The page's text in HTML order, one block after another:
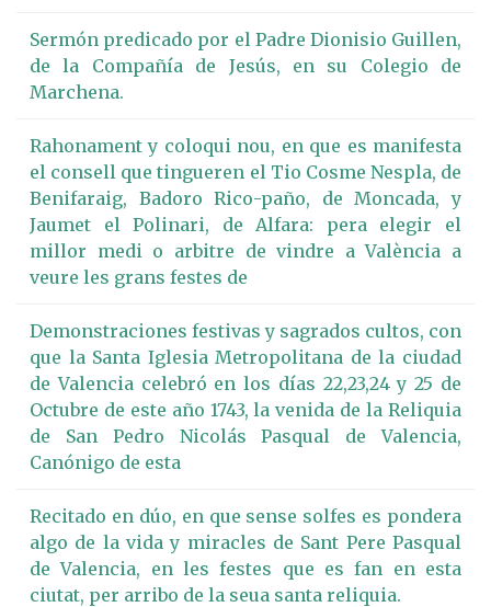
Sermón predicado por el Padre Dionisio Guillen,
de la Compañía de Jesús, en su Colegio de
Marchena.
Rahonament y coloqui nou, en que es manifesta
el consell que tingueren el Tio Cosme Nespla, de
Benifaraig, Badoro Rico-paño, de Moncada, y
Jaumet el Polinari, de Alfara: pera elegir el
millor medi o arbitre de vindre a València a
veure les grans festes de
Demonstraciones festivas y sagrados cultos, con
que la Santa Iglesia Metropolitana de la ciudad
de Valencia celebró en los días 22,23,24 y 25 de
Octubre de este año 1743, la venida de la Reliquia
de San Pedro Nicolás Pasqual de Valencia,
Canónigo de esta
Recitado en dúo, en que sense solfes es pondera
algo de la vida y miracles de Sant Pere Pasqual
de Valencia, en les festes que es fan en esta
ciutat, per arribo de la seua santa reliquia.